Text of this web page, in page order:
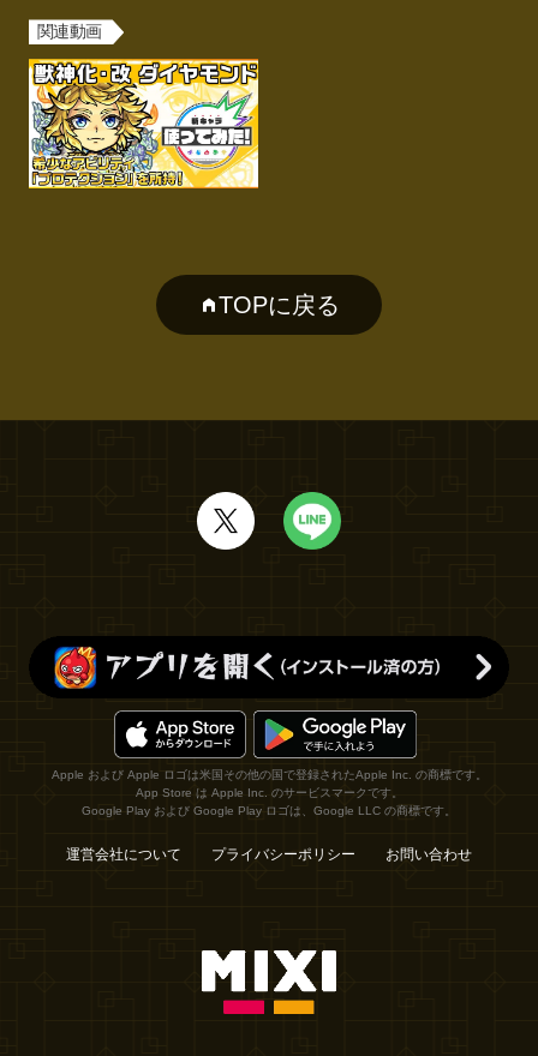
関連動画
TOPに戻る
Apple および Apple ロゴは米国その他の国で登録されたApple Inc. の商標です。
App Store は Apple Inc. のサービスマークです。
Google Play および Google Play ロゴは、Google LLC の商標です。
運営会社について プライバシーポリシー お問い合わせ